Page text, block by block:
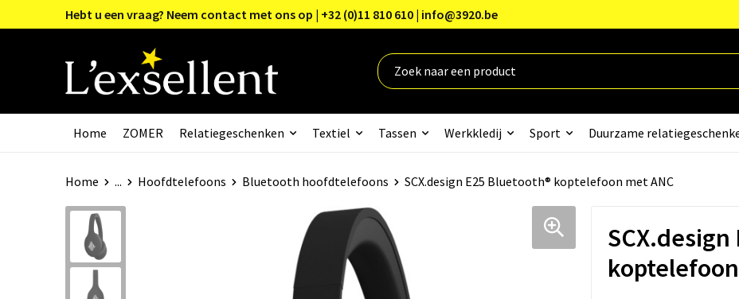
Hebt u een vraag? Neem contact met ons op | +32 (0)11 810 610 | info@3920.be
Home ZOMER Relatiegeschenken Textiel Tassen Werkkledij Sport Duurzame
Home ... Hoofdtelefoons Bluetooth hoofdtelefoons SCX.design E25 Bluetooth® koptelefoon met ANC